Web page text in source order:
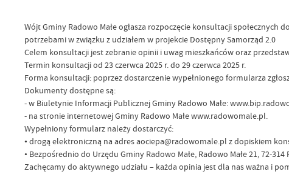
Wójt Gminy Radowo Małe ogłasza rozpoczęcie konsultacji
potrzebami w związku z udziałem w projekcie Dostępny Samorząd 2.0
Celem konsultacji jest zebranie opinii i uwag mieszkańców oraz
Termin konsultacji od 23 czerwca 2025 r. do 29 czerwca 2025 r.
Forma konsultacji: poprzez dostarczenie wypełnionego formularza
Dokumenty dostępne są:
- w Biuletynie Informacji Publicznej Gminy Radowo Małe:
- na stronie internetowej Gminy Radowo Małe www.radowomale.pl.
Wypełniony formularz należy dostarczyć:
• drogą elektroniczną na adres aociepa@radowomale.pl z dopiskiem
• Bezpośrednio do Urzędu Gminy Radowo Małe, Radowo Małe 21, 72-
Zachęcamy do aktywnego udziału – każda opinia jest dla nas ważna i